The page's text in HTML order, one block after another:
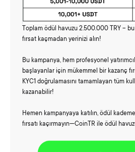
Toplam ödül havuzu 2.500.000 TRY – bu
fırsat kaçmadan yerinizi alın!
Bu kampanya, hem profesyonel
başlayanlar için mükemmel bir kazanç
KYC1 doğrulamasını tamamlayan tüm
kazanabilir!
Hemen kampanyaya katılın, ödül
fırsatı kaçırmayın—CoinTR ile ödül